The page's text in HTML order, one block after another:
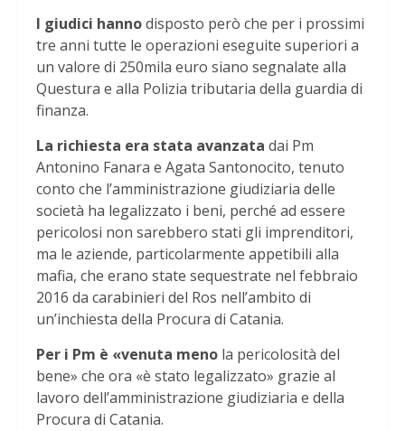
I giudici hannodisposto però che per i prossimi
tre anni tutte le operazioni eseguite superiori a
un valore di 250mila euro siano segnalate alla
Questura e alla Polizia tributaria della guardia di
finanza.
La richiesta era stata avanzata dai Pm
Antonino Fanara e Agata Santonocito, tenuto
conto che l’amministrazione giudiziaria delle
società ha legalizzato i beni, perché ad essere
pericolosi non sarebbero stati gli imprenditori,
ma le aziende, particolarmente appetibili alla
mafia, che erano state sequestrate nel febbraio
2016 da carabinieri del Ros nell’ambito di
un’inchiesta della Procura di Catania.
Per i Pm è «venuta meno la pericolosità del
bene» che ora «è stato legalizzato» grazie al
lavoro dell’amministrazione giudiziaria e della
Procura di Catania.